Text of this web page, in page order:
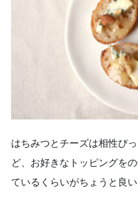
はちみつとチーズは相性ぴ
ど、お好きなトッピングを
ているくらいがちょうと良い